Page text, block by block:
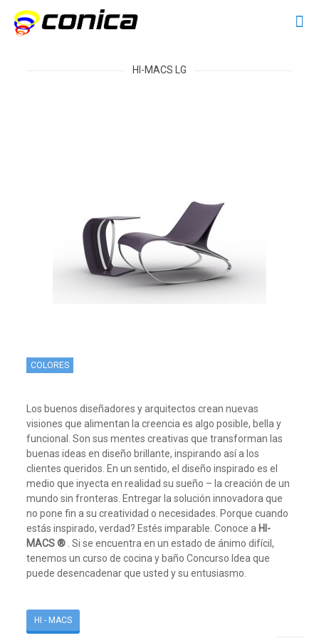
HI-MACS LG
COLORES
Los buenos diseñadores y arquitectos crean nuevas
visiones que alimentan la creencia es algo posible, bella y
funcional. Son sus mentes creativas que transforman las
buenas ideas en diseño brillante, inspirando así a los
clientes queridos. En un sentido, el diseño inspirado es el
medio que inyecta en realidad su sueño – la creación de un
mundo sin fronteras. Entregar la solución innovadora que
no pone fin a su creatividad o necesidades. Porque cuando
estás inspirado, verdad? Estés imparable. Conoce a HI-
MACS ®. Si se encuentra en un estado de ánimo difícil,
tenemos un curso de cocina y baño Concurso Idea que
puede desencadenar que usted y su entusiasmo.
HI - MACS